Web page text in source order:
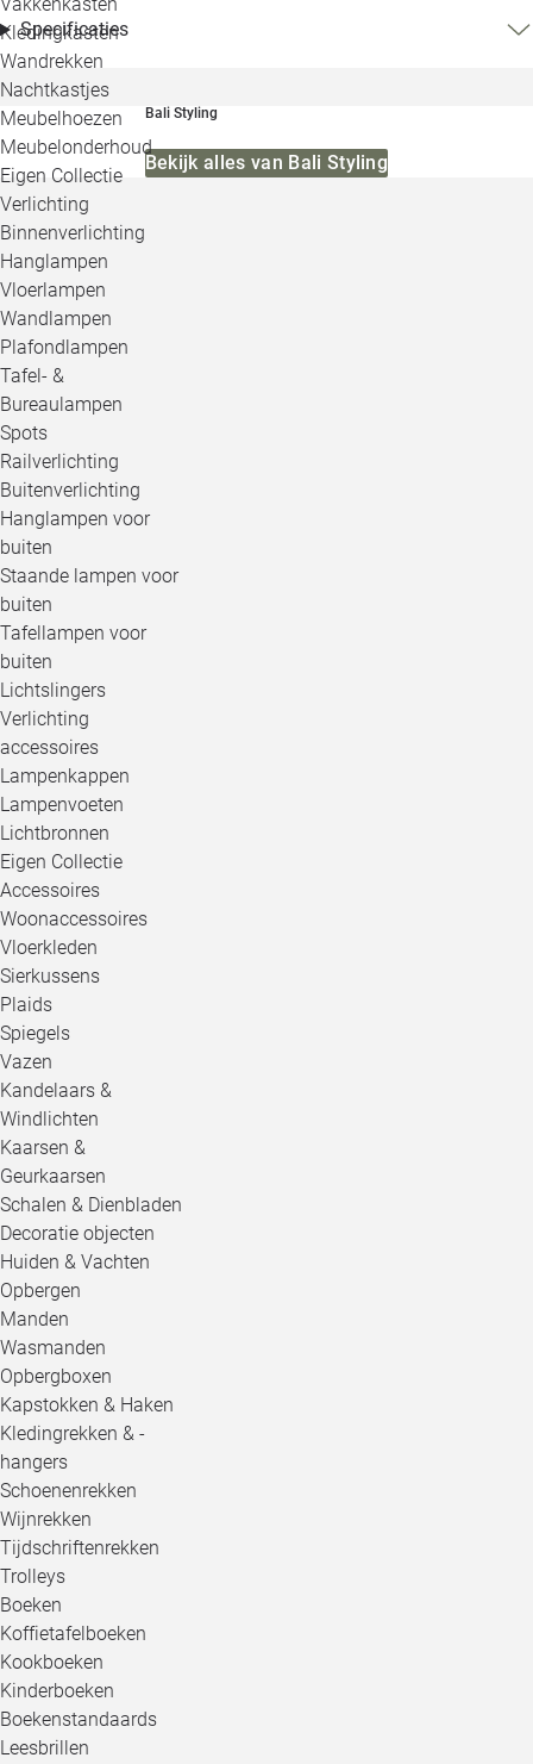
Kledingkasten
Wandrekken
Nachtkastjes
Meubelhoezen
Meubelonderhoud
Eigen Collectie
Verlichting
Binnenverlichting
Hanglampen
Vloerlampen
Wandlampen
Plafondlampen
Tafel- &
Bureaulampen
Spots
Railverlichting
Buitenverlichting
Hanglampen voor
buiten
Staande lampen voor
buiten
Tafellampen voor
buiten
Lichtslingers
Verlichting
accessoires
Lampenkappen
Lampenvoeten
Lichtbronnen
Eigen Collectie
Accessoires
Woonaccessoires
Vloerkleden
Sierkussens
Plaids
Spiegels
Vazen
Kandelaars &
Windlichten
Kaarsen &
Geurkaarsen
Schalen & Dienbladen
Decoratie objecten
Huiden & Vachten
Opbergen
Manden
Wasmanden
Opbergboxen
Kapstokken & Haken
Kledingrekken & -
hangers
Schoenenrekken
Wijnrekken
Tijdschriftenrekken
Trolleys
Boeken
Koffietafelboeken
Kookboeken
Kinderboeken
Boekenstandaards
Leesbrillen
Specificaties
Bali Styling
Bekijk alles van Bali Styling